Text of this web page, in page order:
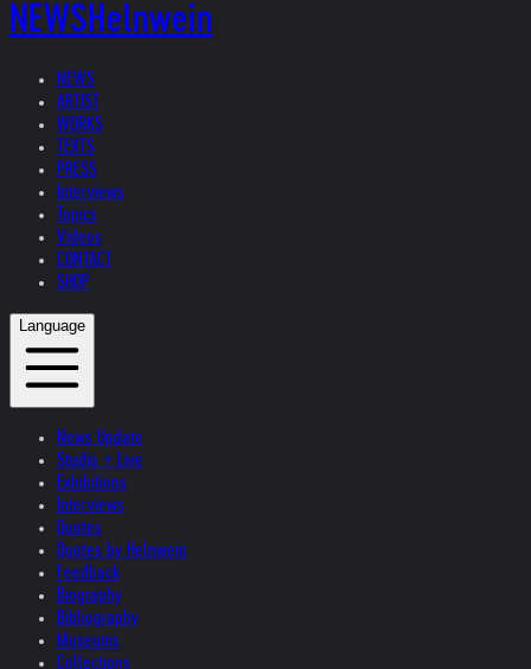
NEWSHelnwein
NEWS
ARTIST
WORKS
TEXTS
PRESS
Interviews
Topics
Videos
CONTACT
SHOP
Language
News Update
Studio + Live
Exhibitions
Interviews
Quotes
Quotes by Helnwein
Feedback
Biography
Bibliography
Museums
Collections